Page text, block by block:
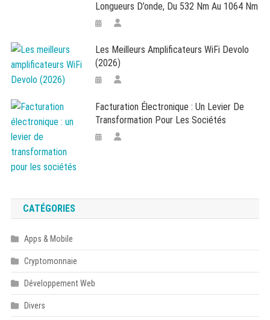
Longueurs D’onde, Du 532 Nm Au 1064 Nm
Les Meilleurs Amplificateurs WiFi Devolo
(2026)
Facturation Électronique : Un Levier De
Transformation Pour Les Sociétés
CATÉGORIES
Apps & Mobile
Cryptomonnaie
Développement Web
Divers